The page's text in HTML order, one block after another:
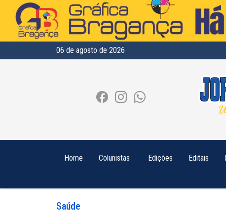
06 de agosto de 2026
Home Colunistas Edições Editais
Saúde